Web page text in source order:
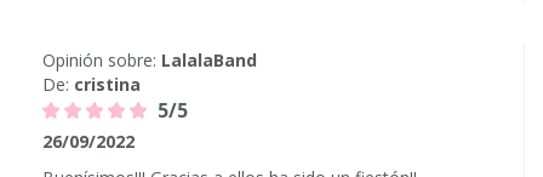
Opinión sobre: LalalaBand
De: cristina
5/5
26/09/2022